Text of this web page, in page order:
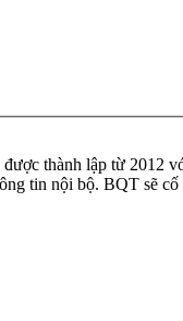
thành lập từ 2012
tin nội bộ. BQT sẽ